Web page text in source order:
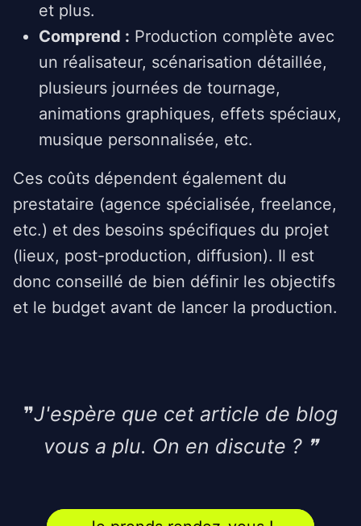
et plus.
Comprend : Production complète avec
un réalisateur, scénarisation détaillée,
plusieurs journées de tournage,
animations graphiques, effets spéciaux,
musique personnalisée, etc.
Ces coûts dépendent également du
prestataire (agence spécialisée, freelance,
etc.) et des besoins spécifiques du projet
(lieux, post-production, diffusion). Il est
donc conseillé de bien définir les objectifs
et le budget avant de lancer la production.
❞J'espère que cet article de blog
vous a plu. On en discute ? ❞